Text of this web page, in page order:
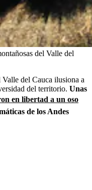
del Valle del
Valle del Cauca ilusiona a
del territorio. Unas
en libertad a un oso
de los Andes